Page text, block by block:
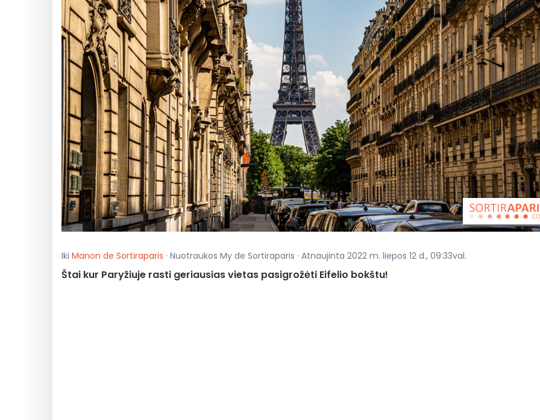
Iki Manon de Sortiraparis · Nuotraukos My de Sortiraparis · Atnaujinta 2022 m. liepos 12 d., 09:33val.
Štai kur Paryžiuje rasti geriausias vietas pasigrožėti Eifelio bokštu!